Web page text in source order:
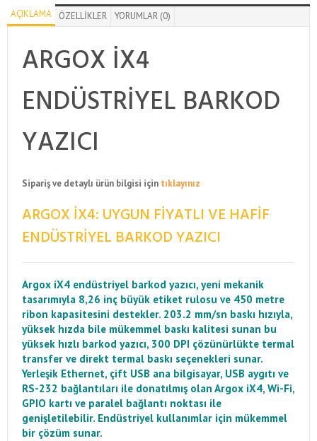
AÇIKLAMA ÖZELLIKLER YORUMLAR (0)
ARGOX IX4
ENDÜSTRIYEL BARKOD
YAZICI
Sipariş ve detaylı ürün bilgisi için tıklayınız
ARGOX IX4: UYGUN FIYATLI VE HAFIF
ENDÜSTRIYEL BARKOD YAZICI
Argox iX4 endüstriyel barkod yazıcı, yeni mekanik
tasarımıyla 8,26 inç büyük etiket rulosu ve 450 metre
ribon kapasitesini destekler. 203.2 mm/sn baskı hızıyla,
yüksek hızda bile mükemmel baskı kalitesi sunan bu
yüksek hızlı barkod yazıcı, 300 DPI çözünürlükte termal
transfer ve direkt termal baskı seçenekleri sunar.
Yerleşik Ethernet, çift USB ana bilgisayar, USB aygıtı ve
RS-232 bağlantıları ile donatılmış olan Argox iX4, Wi-Fi,
GPIO kartı ve paralel bağlantı noktası ile
genişletilebilir. Endüstriyel kullanımlar için mükemmel
bir çözüm sunar.